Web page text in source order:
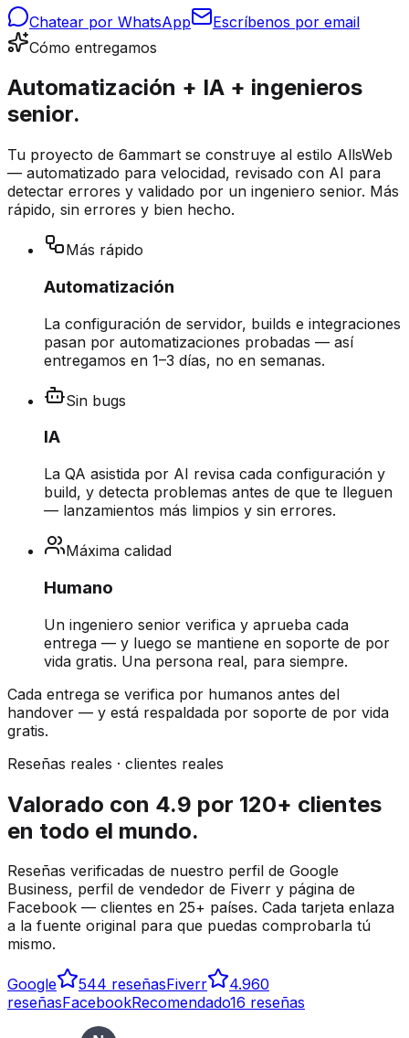
Chatear por WhatsApp
Escríbenos por email
Cómo entregamos
Automatización + IA + ingenieros
senior.
Tu proyecto de 6ammart se construye al estilo AllsWeb
— automatizado para velocidad, revisado con AI para
detectar errores y validado por un ingeniero senior. Más
rápido, sin errores y bien hecho.
Más rápido
Automatización
La configuración de servidor, builds e integraciones
pasan por automatizaciones probadas — así
entregamos en 1–3 días, no en semanas.
Sin bugs
IA
La QA asistida por AI revisa cada configuración y
build, y detecta problemas antes de que te lleguen
— lanzamientos más limpios y sin errores.
Máxima calidad
Humano
Un ingeniero senior verifica y aprueba cada
entrega — y luego se mantiene en soporte de por
vida gratis. Una persona real, para siempre.
Cada entrega se verifica por humanos antes del
handover — y está respaldada por soporte de por vida
gratis.
Reseñas reales · clientes reales
Valorado con 4.9 por 120+ clientes
en todo el mundo.
Reseñas verificadas de nuestro perfil de Google
Business, perfil de vendedor de Fiverr y página de
Facebook — clientes en 25+ países. Cada tarjeta enlaza
a la fuente original para que puedas comprobarla tú
mismo.
Google 544 reseñasFiverr 4.960
reseñasFacebookRecomendado16 reseñas